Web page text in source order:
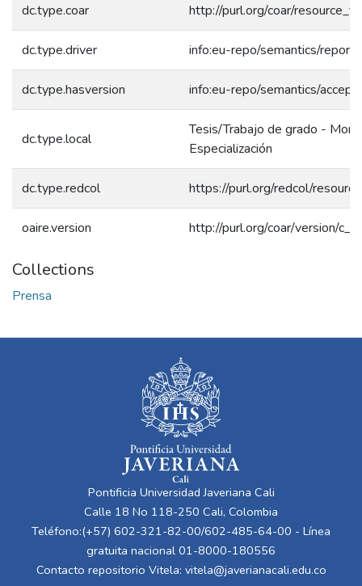
dc.type.coar http://purl.org/coar/
dc.type.driver info:eu-repo/semantics/report
dc.type.hasversion info:eu-repo/semantics/
dc.type.local
Tesis/Trabajo de grado -
Especialización
dc.type.redcol https://purl.org/redcol/
oaire.version http://purl.org/coar/version/
Collections
Prensa
Pontificia Universidad Javeriana Cali
Calle 18 No 118-250 Cali, Colombia
Teléfono:(+57) 602-321-82-00/602-485-64-00 - Línea
gratuita nacional 01-8000-180556
Contacto repositorio Vitela: vitela@javerianacali.edu.co